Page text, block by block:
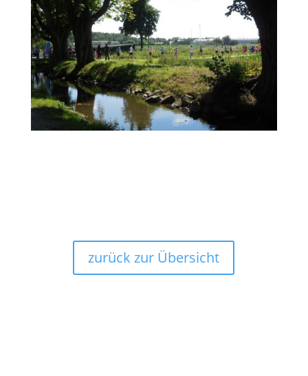
zurück zur Übersicht